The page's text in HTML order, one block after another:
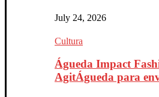
July 24, 2026
Cultura
Águeda Impact
AgitÁgueda para